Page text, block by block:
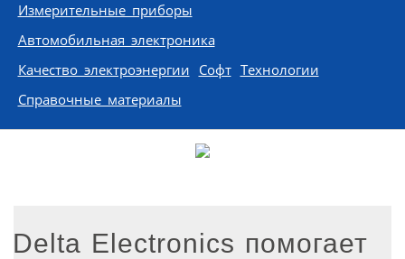
Измерительные приборы
Автомобильная электроника
Качество электроэнергии Софт Технологии
Справочные материалы
Delta Electronics помогает